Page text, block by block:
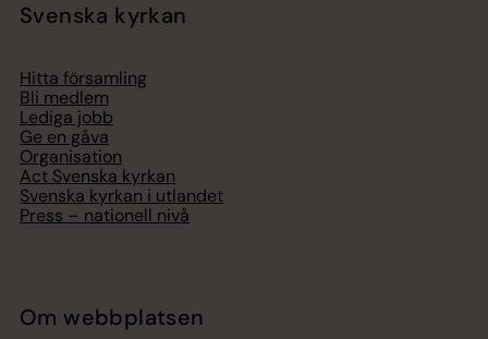
Svenska kyrkan
Hitta församling
Bli medlem
Lediga jobb
Ge en gåva
Organisation
Act Svenska kyrkan
Svenska kyrkan i utlandet
Press – nationell nivå
Om webbplatsen